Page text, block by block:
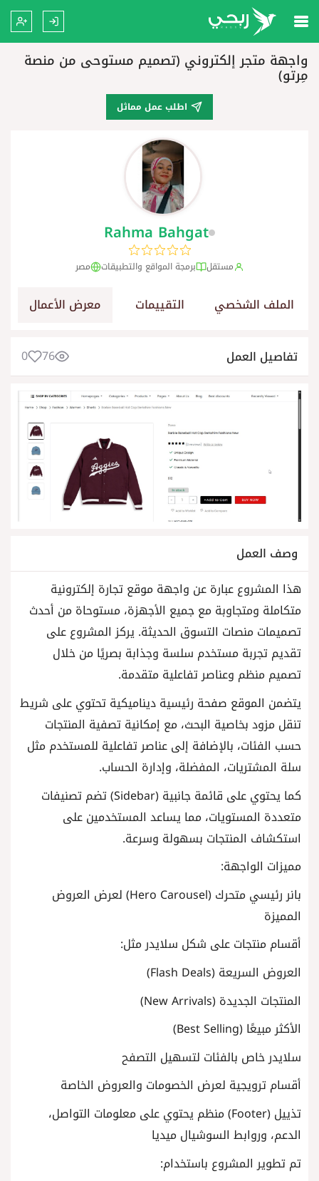
واجهة متجر إلكتروني (تصميم مستوحى من منصة
مِرتو)
اطلب عمل مماثل
Rahma Bahgat
مستقل برمجة المواقع والتطبيقات مصر
الملف الشخصي التقييمات معرض الأعمال
تفاصيل العمل 76
0
وصف العمل
هذا المشروع عبارة عن واجهة موقع تجارة إلكترونية
متكاملة ومتجاوبة مع جميع الأجهزة، مستوحاة من أحدث
تصميمات منصات التسوق الحديثة. يركز المشروع على
تقديم تجربة مستخدم سلسة وجذابة بصريًا من خلال
تصميم منظم وعناصر تفاعلية متقدمة.
يتضمن الموقع صفحة رئيسية ديناميكية تحتوي على شريط
تنقل مزود بخاصية البحث، مع إمكانية تصفية المنتجات
حسب الفئات، بالإضافة إلى عناصر تفاعلية للمستخدم مثل
سلة المشتريات، المفضلة، وإدارة الحساب.
كما يحتوي على قائمة جانبية (Sidebar) تضم تصنيفات
متعددة المستويات، مما يساعد المستخدمين على
استكشاف المنتجات بسهولة وسرعة.
مميزات الواجهة:
بانر رئيسي متحرك (Hero Carousel) لعرض العروض
المميزة
أقسام منتجات على شكل سلايدر مثل:
العروض السريعة (Flash Deals)
المنتجات الجديدة (New Arrivals)
الأكثر مبيعًا (Best Selling)
سلايدر خاص بالفئات لتسهيل التصفح
أقسام ترويجية لعرض الخصومات والعروض الخاصة
تذييل (Footer) منظم يحتوي على معلومات التواصل،
الدعم، وروابط السوشيال ميديا
تم تطوير المشروع باستخدام: